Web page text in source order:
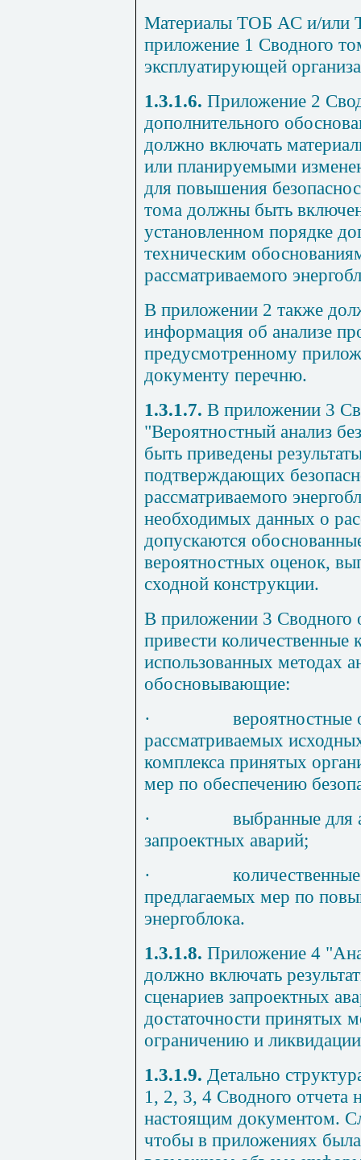
Материалы ТОБ АС и/или
приложение 1 Сводного
эксплуатирующей
1.3.1.6. Приложение 2
дополнительного
должно включать
или планируемыми
для повышения
тома должны быть
установленном порядке
техническим
рассматриваемого
В приложении 2 также
информация об анализе
предусмотренному
документу перечню.
1.3.1.7. В приложении 3
"Вероятностный анализ
быть приведены
подтверждающих
рассматриваемого
необходимых данных о
допускаются
вероятностных оценок,
сходной конструкции.
В приложении 3 Сводного
привести
использованных методах
обосновывающие:
·
вероятностные
рассматриваемых
комплекса принятых
мер по обеспечению
·
выбранные для
запроектных аварий;
·
предлагаемых мер по
энергоблока.
1.3.1.8. Приложение 4
должно включать
сценариев запроектных
достаточности принятых
ограничению и
1.3.1.9. Детально
1, 2, 3, 4 Сводного отчета
настоящим документом.
чтобы в приложениях